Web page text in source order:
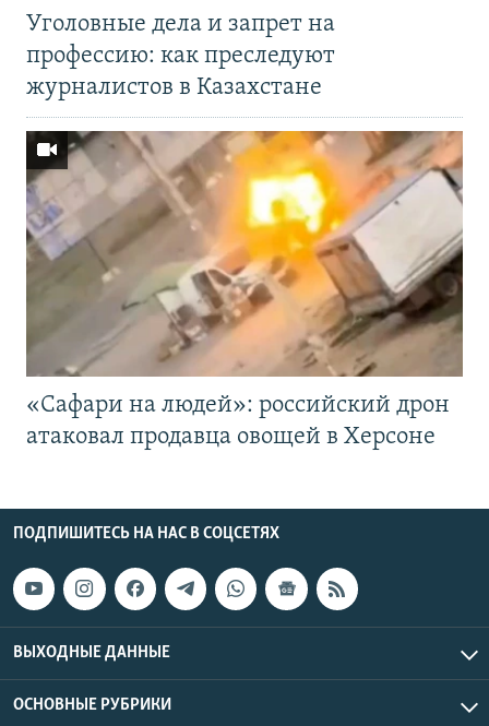
Уголовные дела и запрет на
профессию: как преследуют
журналистов в Казахстане
«Cафари на людей»: российский дрон
атаковал продавца овощей в Херсоне
ПОДПИШИТЕСЬ НА НАС В СОЦСЕТЯХ
ВЫХОДНЫЕ ДАННЫЕ
ОСНОВНЫЕ РУБРИКИ